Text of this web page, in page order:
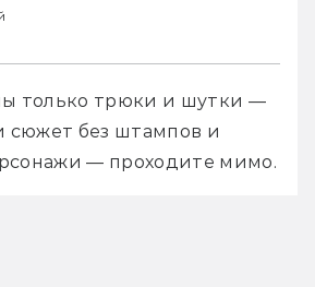
только трюки и шутки —
сюжет без штампов и
— проходите мимо.